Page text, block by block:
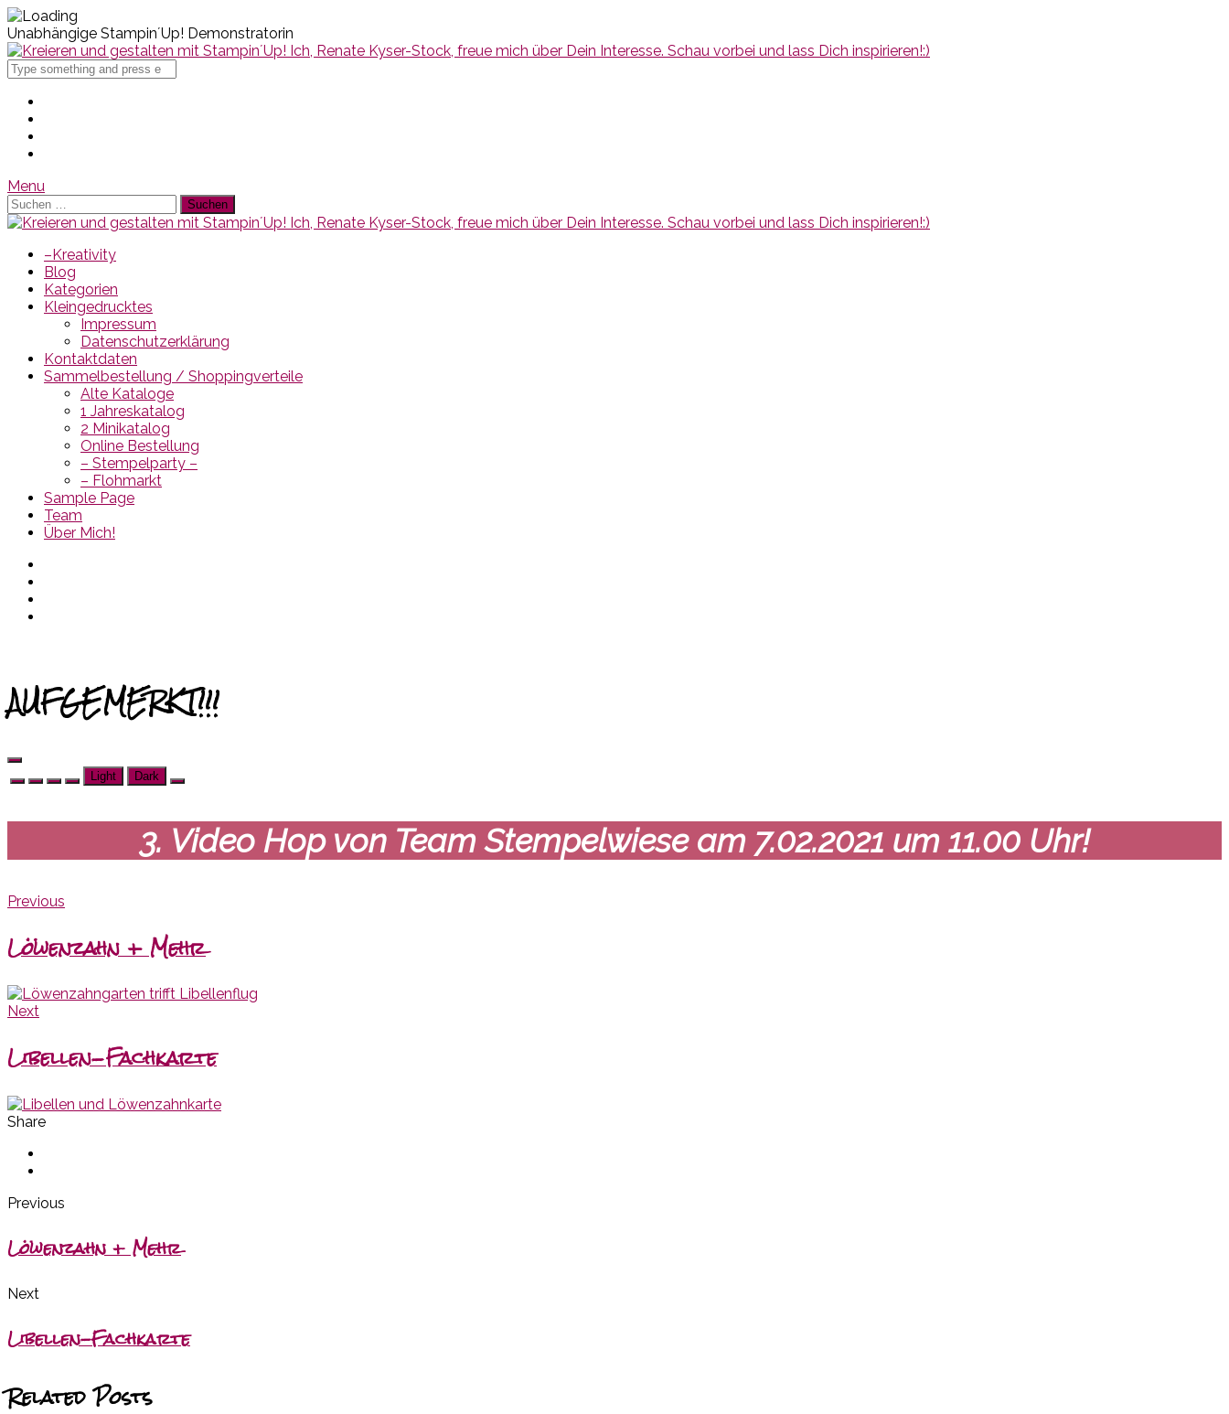
Unabhängige Stampin´Up! Demonstratorin
Search
for
Menu
Suchen
nach:
–Kreativity
Blog
Kategorien
Kleingedrucktes
Impressum
Datenschutzerklärung
Kontaktdaten
Sammelbestellung / Shoppingverteile
Alte Kataloge
1 Jahreskatalog
2 Minikatalog
Online Bestellung
– Stempelparty –
– Flohmarkt
Sample Page
Team
Über Mich!
AUFGEMERKT!!!
Light Dark
3. Video Hop von Team Stempelwiese am 7.02.2021 um 11.00 Uhr!
Previous
Löwenzahn + Mehr
Next
Libellen-Fachkarte
Share
Previous
Löwenzahn + Mehr
Next
Libellen-Fachkarte
Related Posts